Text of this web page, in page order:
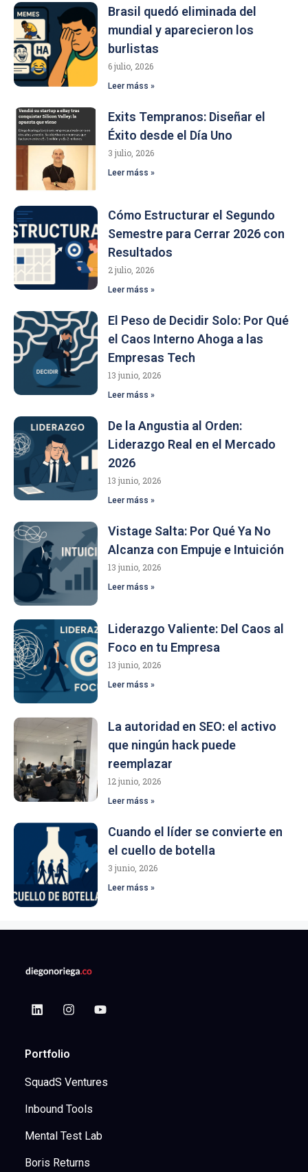
Brasil quedó eliminada del
mundial y aparecieron los
burlistas
6 julio, 2026
Leer máss »
Exits Tempranos: Diseñar el
Éxito desde el Día Uno
3 julio, 2026
Leer máss »
Cómo Estructurar el Segundo
Semestre para Cerrar 2026 con
Resultados
2 julio, 2026
Leer máss »
El Peso de Decidir Solo: Por Qué
el Caos Interno Ahoga a las
Empresas Tech
13 junio, 2026
Leer máss »
De la Angustia al Orden:
Liderazgo Real en el Mercado
2026
13 junio, 2026
Leer máss »
Vistage Salta: Por Qué Ya No
Alcanza con Empuje e Intuición
13 junio, 2026
Leer máss »
Liderazgo Valiente: Del Caos al
Foco en tu Empresa
13 junio, 2026
Leer máss »
La autoridad en SEO: el activo
que ningún hack puede
reemplazar
12 junio, 2026
Leer máss »
Cuando el líder se convierte en
el cuello de botella
3 junio, 2026
Leer máss »
Portfolio
SquadS Ventures
Inbound Tools
Mental Test Lab
Boris Returns